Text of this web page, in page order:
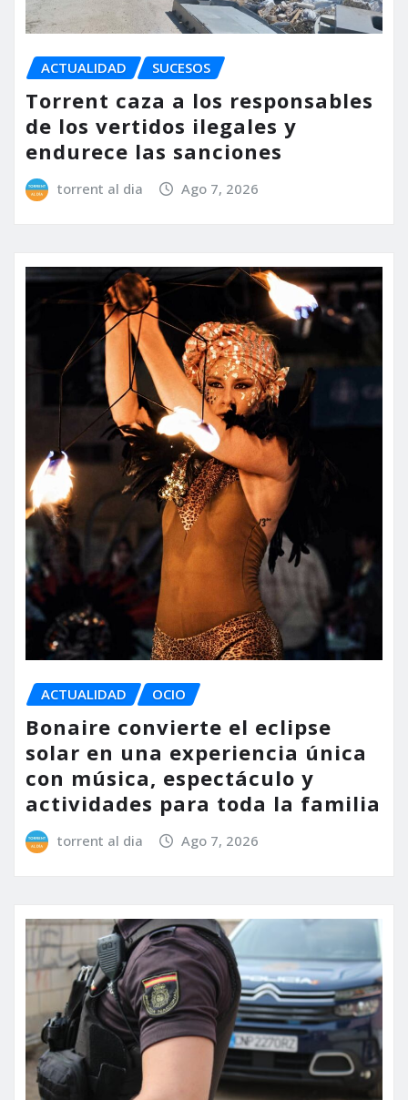
ACTUALIDAD SUCESOS
Torrent caza a los responsables
de los vertidos ilegales y
endurece las sanciones
torrent al dia Ago 7, 2026
ACTUALIDAD OCIO
Bonaire convierte el eclipse
solar en una experiencia única
con música, espectáculo y
actividades para toda la familia
torrent al dia Ago 7, 2026